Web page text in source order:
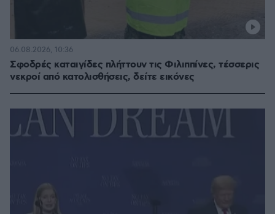
Σφοδρές καταιγίδες πλήττουν τις Φιλιππίνες, τέσσερις
νεκροί από κατολισθήσεις, δείτε εικόνες
06.08.2026, 10:36